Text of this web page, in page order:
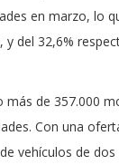
en marzo, lo
del 32,6%
de 357.000
Con una
vehículos de